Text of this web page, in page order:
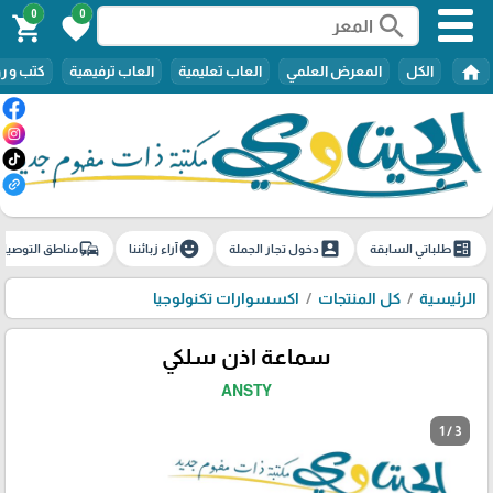
search
0
favorite
0
shopping_cart
home الكل المعرض العلمي العاب تعليمية العاب ترفيهية كتب و
ballotطلباتي السابقة account_boxدخول تجار الجملة emoji_emotionsآراء زبائننا commuteمناطق
الرئيسية كل المنتجات اكسسوارات تكنولوجيا
سماعة اذن سلكي
ANSTY
1 / 3